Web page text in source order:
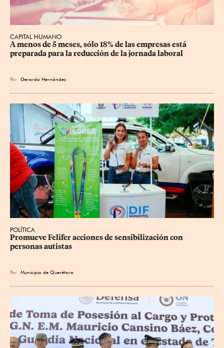
CAPITAL HUMANO
A menos de 5 meses, sólo 18% de las empresas está
preparada para la reducción de la jornada laboral
Por Gerardo Hernández
POLÍTICA
Promueve Felifer acciones de sensibilización con
personas autistas
Por Municipio de Querétaro